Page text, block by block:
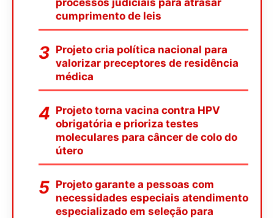
processos judiciais para atrasar
cumprimento de leis
Projeto cria política nacional para
valorizar preceptores de residência
médica
Projeto torna vacina contra HPV
obrigatória e prioriza testes
moleculares para câncer de colo do
útero
Projeto garante a pessoas com
necessidades especiais atendimento
especializado em seleção para